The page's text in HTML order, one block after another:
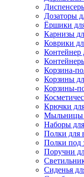
Дозаторы
Ёршики
Карнизы
Коврики
Контейнер
Корзина-
Корзины
Корзины-
Крючки
Мыльницы
Наборы
Полки для
Полки под
Поручни
Сиденья